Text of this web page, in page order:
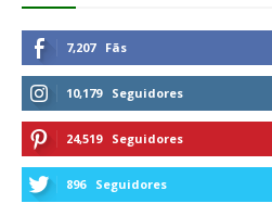
7,207 Fãs
10,179 Seguidores
24,519 Seguidores
896 Seguidores